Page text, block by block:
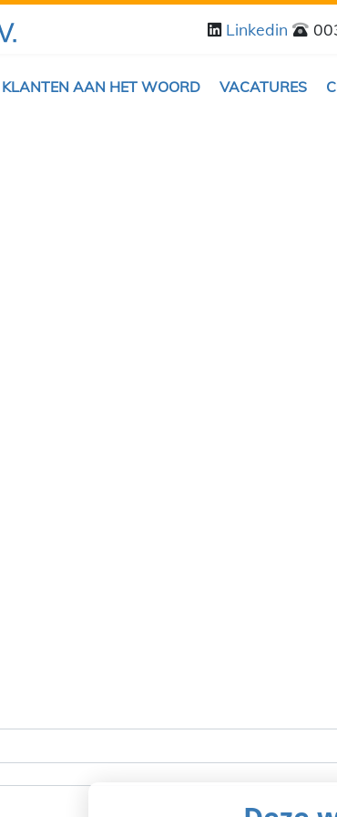
Linkedin
KLANTEN AAN HET WOORD VACATURES